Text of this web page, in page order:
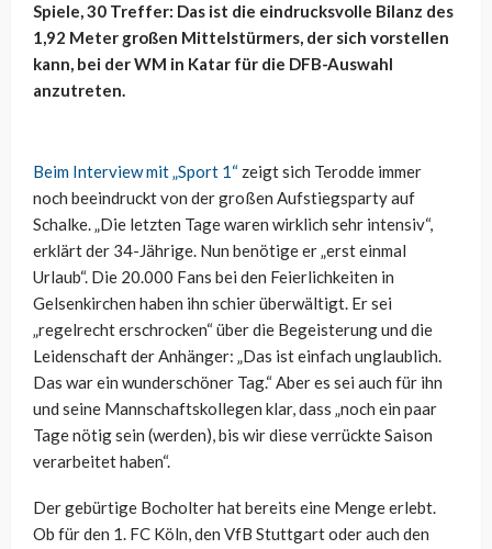
Spiele, 30 Treffer: Das ist die eindrucksvolle Bilanz des
1,92 Meter großen Mittelstürmers, der sich vorstellen
kann, bei der WM in Katar für die DFB-Auswahl
anzutreten.
Beim Interview mit „Sport 1“ zeigt sich Terodde immer
noch beeindruckt von der großen Aufstiegsparty auf
Schalke. „Die letzten Tage waren wirklich sehr intensiv“,
erklärt der 34-Jährige. Nun benötige er „erst einmal
Urlaub“. Die 20.000 Fans bei den Feierlichkeiten in
Gelsenkirchen haben ihn schier überwältigt. Er sei
„regelrecht erschrocken“ über die Begeisterung und die
Leidenschaft der Anhänger: „Das ist einfach unglaublich.
Das war ein wunderschöner Tag.“ Aber es sei auch für ihn
und seine Mannschaftskollegen klar, dass „noch ein paar
Tage nötig sein (werden), bis wir diese verrückte Saison
verarbeitet haben“.
Der gebürtige Bocholter hat bereits eine Menge erlebt.
Ob für den 1. FC Köln, den VfB Stuttgart oder auch den